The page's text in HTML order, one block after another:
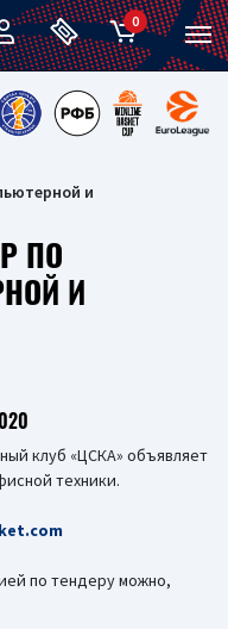
0
и
ПО
И
клуб «ЦСКА» объявляет
техники.
по тендеру можно,